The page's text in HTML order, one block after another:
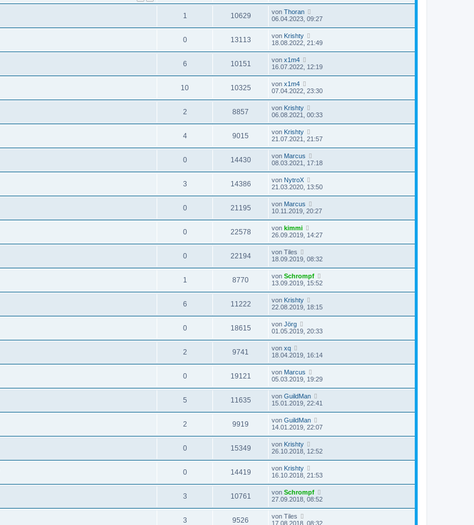
1 10629 von Thoran
06.04.2023, 09:27
0 13113 von Krishty
18.08.2022, 21:49
6 10151 von x1m4
16.07.2022, 12:19
10 10325 von x1m4
07.04.2022, 23:30
2 8857 von Krishty
06.08.2021, 00:33
4 9015 von Krishty
21.07.2021, 21:57
0 14430 von Marcus
08.03.2021, 17:18
3 14386 von NytroX
21.03.2020, 13:50
0 21195 von Marcus
10.11.2019, 20:27
0 22578 von kimmi
26.09.2019, 14:27
0 22194 von Tiles
18.09.2019, 08:32
1 8770 von Schrompf
13.09.2019, 15:52
6 11222 von Krishty
22.08.2019, 18:15
0 18615 von Jörg
01.05.2019, 20:33
2 9741 von xq
18.04.2019, 16:14
0 19121 von Marcus
05.03.2019, 19:29
5 11635 von GuildMan
15.01.2019, 22:41
2 9919 von GuildMan
14.01.2019, 22:07
0 15349 von Krishty
26.10.2018, 12:52
0 14419 von Krishty
16.10.2018, 21:53
3 10761 von Schrompf
27.09.2018, 08:52
3 9526 von Tiles
17.08.2018, 08:32